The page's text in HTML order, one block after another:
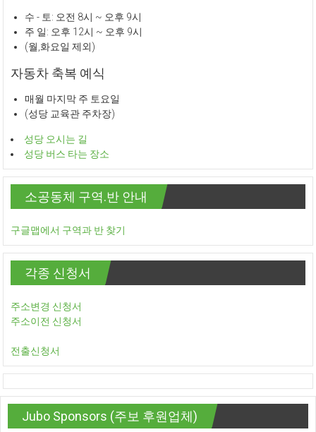
수 - 토: 오전 8시 ~ 오후 9시
주 일: 오후 12시 ~ 오후 9시
(월,화요일 제외)
자동차 축복 예식
매월 마지막 주 토요일
(성당 교육관 주차장)
성당 오시는 길
성당 버스 타는 장소
소공동체 구역.반 안내
구글맵에서 구역과 반 찾기
각종 신청서
주소변경 신청서
주소이전 신청서
전출신청서
Jubo Sponsors (주보 후원업체)